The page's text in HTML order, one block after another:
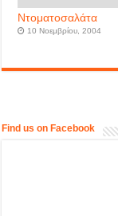
Ντοματοσαλάτα
10 Νοεμβρίου, 2004
Find us on Facebook